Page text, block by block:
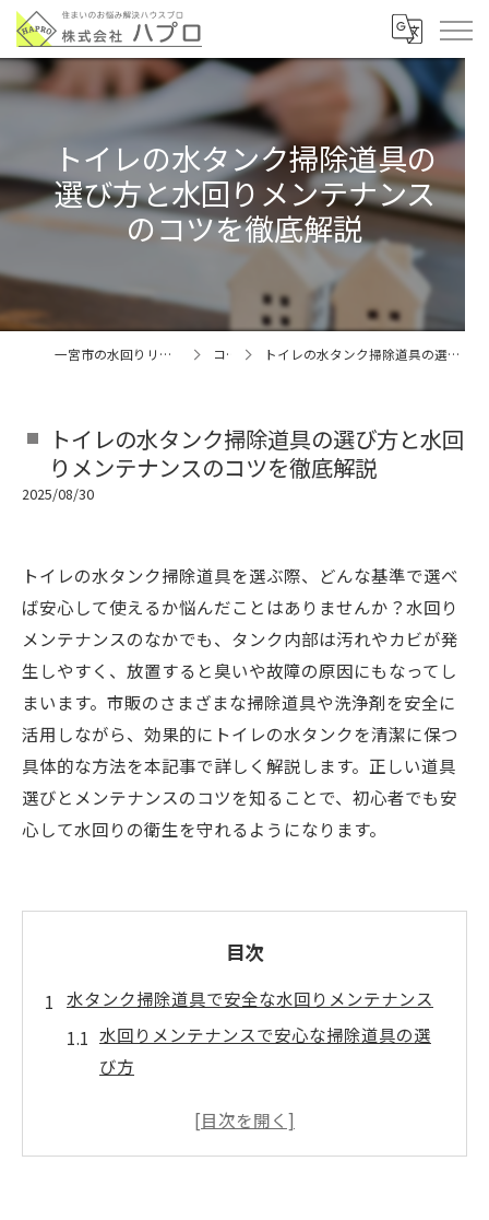
トイレの水タンク掃除道具の
選び方と水回りメンテナンス
のコツを徹底解説
一宮市の水回りリフォームなら株式会社ハプロ コラム トイレの水タンク掃除道具の選び方と水回りメンテナンスのコツを徹底解説
トイレの水タンク掃除道具の選び方と水回
りメンテナンスのコツを徹底解説
2025/08/30
トイレの水タンク掃除道具を選ぶ際、どんな基準で選べ
ば安心して使えるか悩んだことはありませんか？水回り
メンテナンスのなかでも、タンク内部は汚れやカビが発
生しやすく、放置すると臭いや故障の原因にもなってし
まいます。市販のさまざまな掃除道具や洗浄剤を安全に
活用しながら、効果的にトイレの水タンクを清潔に保つ
具体的な方法を本記事で詳しく解説します。正しい道具
選びとメンテナンスのコツを知ることで、初心者でも安
心して水回りの衛生を守れるようになります。
目次
水タンク掃除道具で安全な水回りメンテナンス
水回りメンテナンスで安心な掃除道具の選
び方